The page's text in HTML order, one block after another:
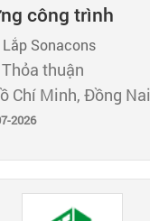
công trình
Lắp Sonacons
Thỏa thuận
Chí Minh, Đồng Nai
2026